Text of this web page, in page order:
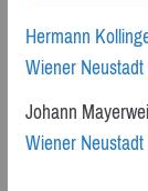
Hermann
Wiener
Johann
Wiener